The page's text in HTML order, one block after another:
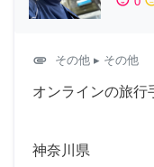
attachment その他 ▸ その他
オンラインの旅行
神奈川県